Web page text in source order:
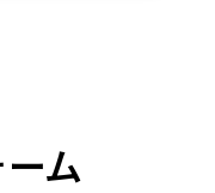
ム